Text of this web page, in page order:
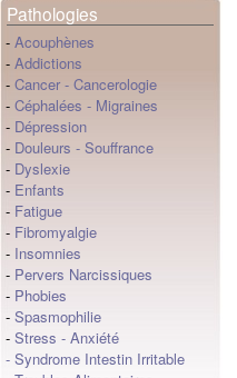
Pathologies
- Acouphènes
- Addictions
- Cancer - Cancerologie
- Céphalées - Migraines
- Dépression
- Douleurs - Souffrance
- Dyslexie
- Enfants
- Fatigue
- Fibromyalgie
- Insomnies
- Pervers Narcissiques
- Phobies
- Spasmophilie
- Stress - Anxiété
- Syndrome Intestin Irritable